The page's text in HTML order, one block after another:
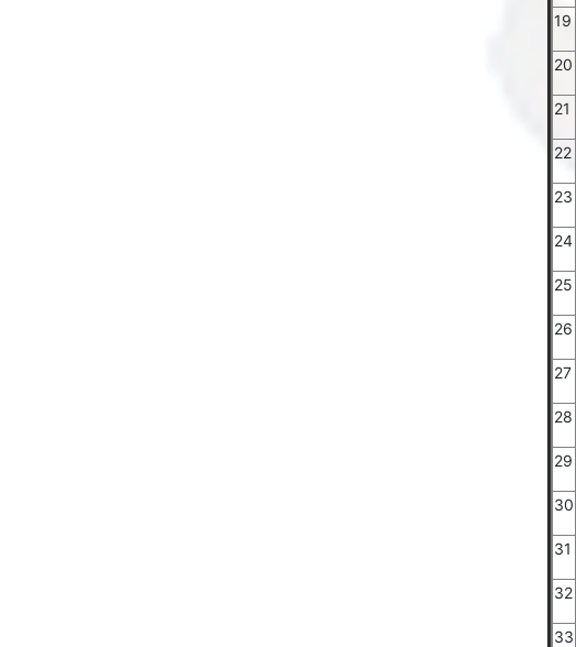
19
20
21
22
23
24
25
26
27
28
29
30
31
32
33